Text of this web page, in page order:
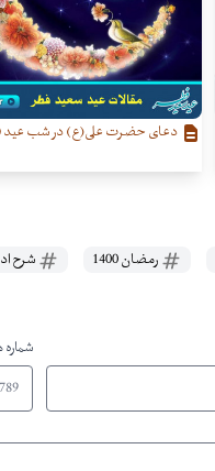
دعای حضرت علی(ع) در شب عید
رمضان 1400
شرح
شماره